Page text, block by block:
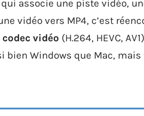
associe une piste vidéo,
vidéo vers MP4, c’est
codec vidéo (H.264, HEVC,
bien Windows que Mac,